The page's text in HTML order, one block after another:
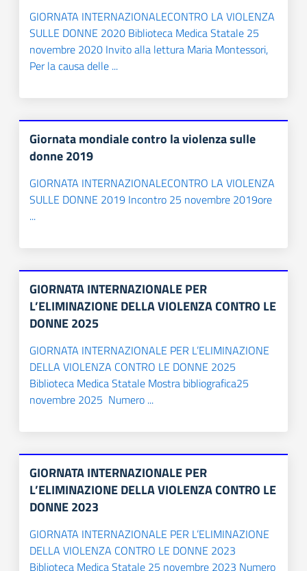
GIORNATA INTERNAZIONALECONTRO LA VIOLENZA
SULLE DONNE 2020 Biblioteca Medica Statale 25
novembre 2020 Invito alla lettura Maria Montessori,
Per la causa delle ...
Giornata mondiale contro la violenza sulle
donne 2019
GIORNATA INTERNAZIONALECONTRO LA VIOLENZA
SULLE DONNE 2019 Incontro 25 novembre 2019ore
...
GIORNATA INTERNAZIONALE PER
L’ELIMINAZIONE DELLA VIOLENZA CONTRO LE
DONNE 2025
GIORNATA INTERNAZIONALE PER L’ELIMINAZIONE
DELLA VIOLENZA CONTRO LE DONNE 2025
Biblioteca Medica Statale Mostra bibliografica25
novembre 2025 Numero ...
GIORNATA INTERNAZIONALE PER
L’ELIMINAZIONE DELLA VIOLENZA CONTRO LE
DONNE 2023
GIORNATA INTERNAZIONALE PER L’ELIMINAZIONE
DELLA VIOLENZA CONTRO LE DONNE 2023
Biblioteca Medica Statale 25 novembre 2023 Numero